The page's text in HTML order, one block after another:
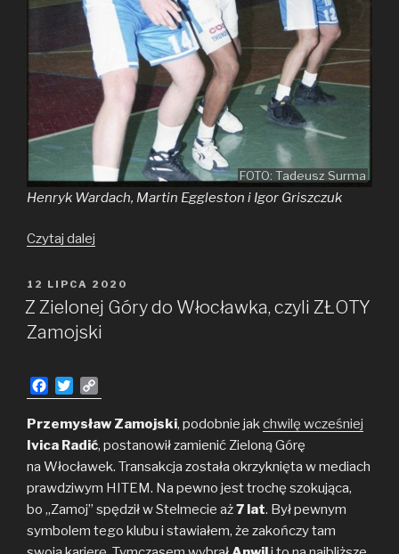
FOTO: Tadeusz Surma
Henryk Wardach, Martin Eggleston i Igor Griszczuk
Czytaj dalej
3×3
w Stargardzie
OPUBLIKOWANE
W
12 LIPCA 2020
Z Zielonej Góry do Włocławka, czyli ZŁOTY
Zamojski
a
c
e
o
o
k
w
i
t
e
r
o
p
y
L
i
n
k
Przemysław Zamojski, podobnie jakchwilę wcześniej
Ivica Radić, postanowił zamienić Zieloną Górę
na Włocławek. Transakcja została okrzyknięta w mediach
prawdziwym HITEM. Na pewno jest trochę szokująca,
bo „Zamoj” spędził w Stelmecie aż7 lat. Był pewnym
symbolem tego klubu i stawiałem, że zakończy tam